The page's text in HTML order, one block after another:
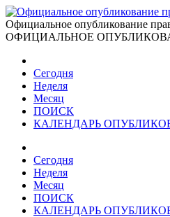
Официальное опубликование
ОФИЦИАЛЬНОЕ
Сегодня
Неделя
Месяц
ПОИСК
КАЛЕНДАРЬ
Сегодня
Неделя
Месяц
ПОИСК
КАЛЕНДАРЬ